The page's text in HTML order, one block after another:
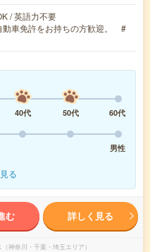
/ 英語力不要
車免許をお持ちの方歓迎。 #
40代 50代
60代
男性
る
む 詳しく見る
神奈川・千葉・埼玉エリア）